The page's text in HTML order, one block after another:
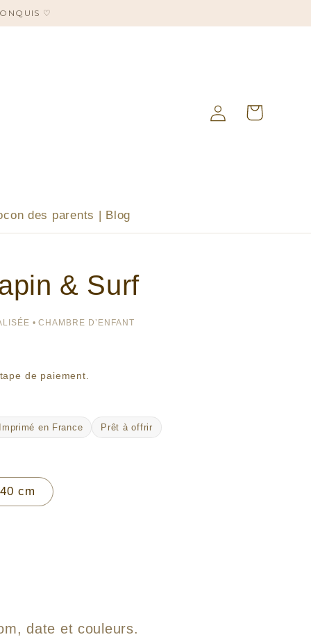
♡
des parents | Blog
ConnexionPanier
& Surf
• CHAMBRE D’ENFANT
de paiement.
en France Prêt à offrir
cm
date et couleurs.